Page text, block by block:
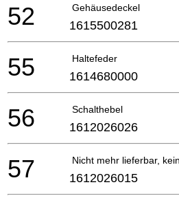
Gehäusedeckel
52 1615500281
Haltefeder
55 1614680000
Schalthebel
56 1612026026
Nicht mehr lieferbar,
57 1612026015